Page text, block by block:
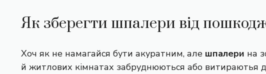
Як зберегти шпалери від
Хоч як не намагайся бути акуратним, але шпалери на
й житлових кімнатах забруднюються або витираютья